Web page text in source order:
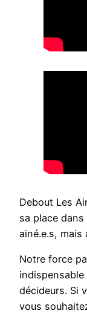
Debout Les
sa place
ainé.e.s,
Notre force
décideurs. Si
vous